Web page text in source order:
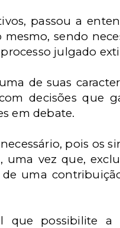
passou a
sendo
julgado
de suas
decisões que
em debate.
pois os
vez que,
uma
possibilite a